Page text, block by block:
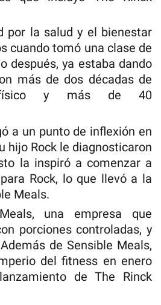
por la salud y el bienestar
cuando tomó una clase de
después, ya estaba dando
más de dos décadas de
físico y más de 40
a un punto de inflexión en
hijo Rock le diagnosticaron
la inspiró a comenzar a
Rock, lo que llevó a la
Meals.
una empresa que
porciones controladas, y
de Sensible Meals,
del fitness en enero
de The Rinck